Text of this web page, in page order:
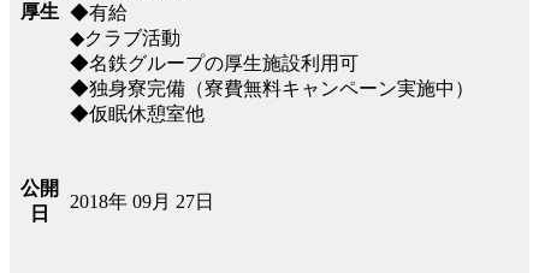
厚生 ◆有給
◆クラブ活動
◆名鉄グループの厚生施設利用可
◆独身寮完備（寮費無料キャンペーン実施中）
◆仮眠休憩室他
公開
日
2018年 09月 27日